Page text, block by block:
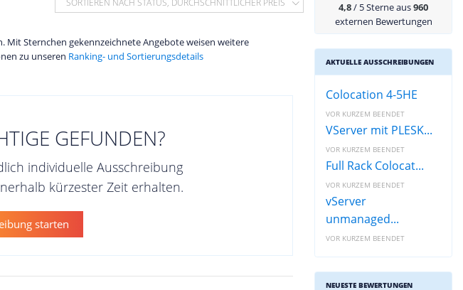
SORTIEREN NACH STATUS, DURCHSCHNITTLICHER PREIS
Sternchen gekennzeichnete Angebote weisen weitere
zu unseren Ranking- und Sortierungsdetails
GEFUNDEN?
individuelle Ausschreibung
kürzester Zeit erhalten.
starten
4,8/ 5 Sterne aus960
externen Bewertungen
AKTUELLE AUSSCHREIBUNGEN
Colocation 4-5HE
VOR KURZEM BEENDET
VServer mit PLESK...
VOR KURZEM BEENDET
Full Rack Colocat...
VOR KURZEM BEENDET
vServer
unmanaged...
VOR KURZEM BEENDET
NEUESTE BEWERTUNGEN